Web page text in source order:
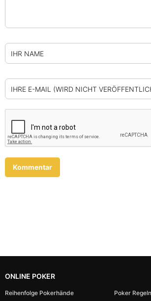
IHR NAME
IHRE E-MAIL (WIRD NICHT
ONLINE POKER
Reihenfolge Pokerhände
Poker Regeln